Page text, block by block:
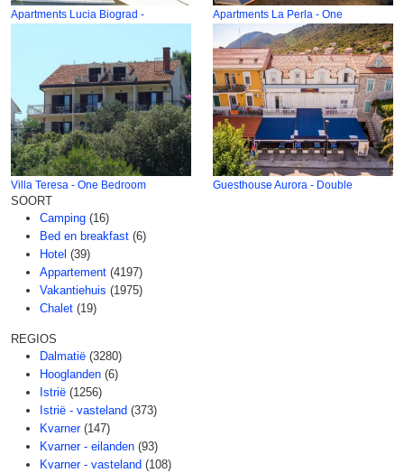
Apartments Lucia Biograd - Apartments La Perla - One
Villa Teresa - One Bedroom Guesthouse Aurora - Double
SOORT
Camping (16)
Bed en breakfast (6)
Hotel (39)
Appartement (4197)
Vakantiehuis (1975)
Chalet (19)
REGIOS
Dalmatië (3280)
Hooglanden (6)
Istrië (1256)
Istrië - vasteland (373)
Kvarner (147)
Kvarner - eilanden (93)
Kvarner - vasteland (108)